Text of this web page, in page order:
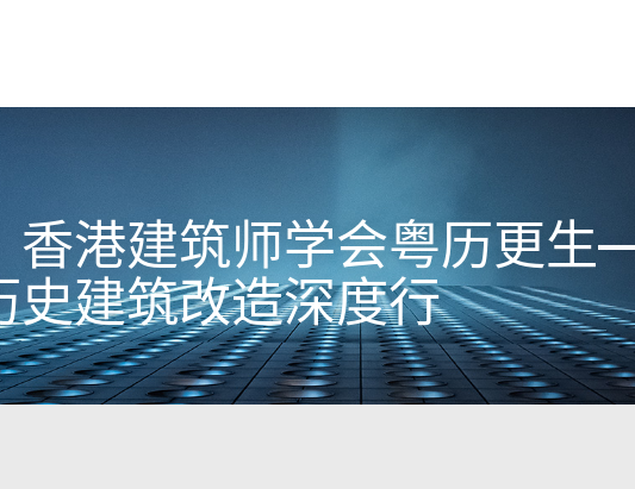
香港建筑师学会粤历更
史建筑改造深度行